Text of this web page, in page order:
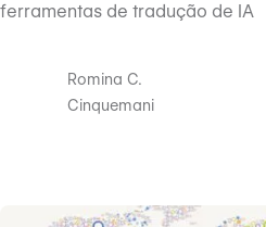
ferramentas de tradução de IA
Romina C.
Cinquemani